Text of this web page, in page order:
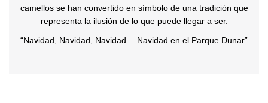
camellos se han convertido en símbolo de una tradición que
representa la ilusión de lo que puede llegar a ser.
“Navidad, Navidad, Navidad… Navidad en el Parque Dunar”